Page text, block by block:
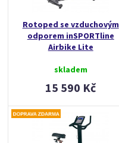
Rotoped se vzduchovým
odporem inSPORTline
Airbike Lite
skladem
15 590 Kč